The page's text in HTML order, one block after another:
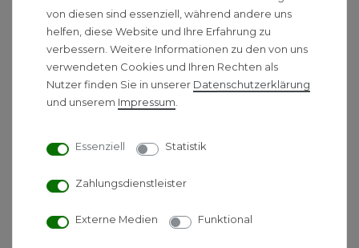
mm, D 190/160 mm
ZE Rohr ComfoPipe Compact 160
L=1000 mm, D=190/160
Zehnder Lüftungsrohr ComfoPipe Compact
als gedämmte, dampfdiffusionsdichte
integrierter
Verbinden. Rohre können passend gekürzt
von diesen sind essenziell, während andere uns
helfen, diese Website und Ihre Erfahrung zu
verbessern. Weitere Informationen zu den von uns
verwendeten Cookies und Ihren Rechten als
Nutzer finden Sie in unserer Daten­schutz­erklärung
und unserem Impressum
Essenziell Statistik
Zahlungsdienstleister
Externe Medien Funktional